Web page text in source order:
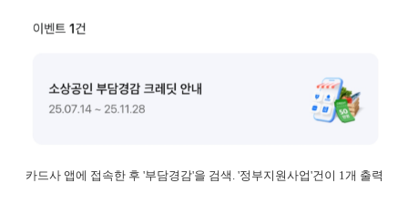
카드사 앱에 접속한 후 '부담경감'을 검색. '정부지원사업'건이 1개 출력